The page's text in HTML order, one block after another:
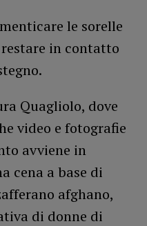
le sorelle
in contatto
Quagliolo, dove
video e fotografie
avviene in
cena a base di
afghano,
di donne di